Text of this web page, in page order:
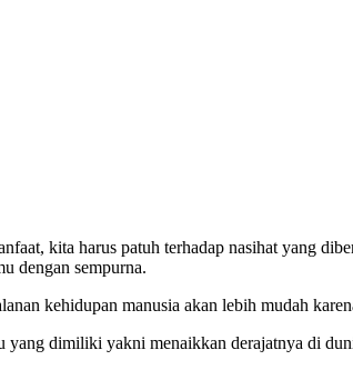
kita harus patuh terhadap nasihat yang
dengan sempurna.
kehidupan manusia akan lebih mudah
yang dimiliki yakni menaikkan derajatnya di